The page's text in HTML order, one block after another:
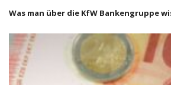
Was man über die KfW Bankengruppe